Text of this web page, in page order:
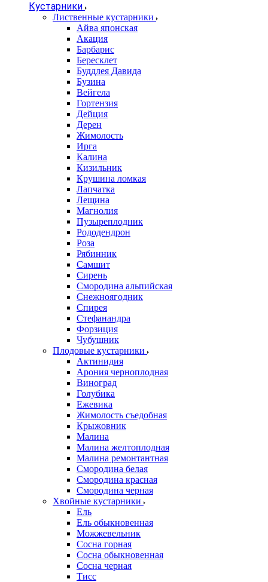
Кустарники
Лиственные кустарники
Айва японская
Акация
Барбарис
Бересклет
Буддлея Давида
Бузина
Вейгела
Гортензия
Дейция
Дерен
Жимолость
Ирга
Калина
Кизильник
Крушина ломкая
Лапчатка
Лещина
Магнолия
Пузыреплодник
Рододендрон
Роза
Рябинник
Самшит
Сирень
Смородина альпийская
Снежноягодник
Спирея
Стефанандра
Форзиция
Чубушник
Плодовые кустарники
Актинидия
Арония черноплодная
Виноград
Голубика
Ежевика
Жимолость съедобная
Крыжовник
Малина
Малина желтоплодная
Малина ремонтантная
Смородина белая
Смородина красная
Смородина черная
Хвойные кустарники
Ель
Ель обыкновенная
Можжевельник
Сосна горная
Сосна обыкновенная
Сосна черная
Тисс